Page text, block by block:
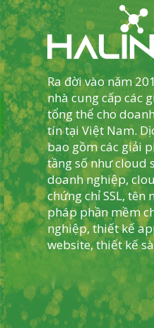
Ra đời vào năm
nhà cung cấp các
tổng thể cho
tín tại Việt Nam.
bao gồm các giải
tầng số như cloud
doanh nghiệp,
chứng chỉ SSL, tên
pháp phần mềm
nghiệp, thiết kế
website, thiết kế